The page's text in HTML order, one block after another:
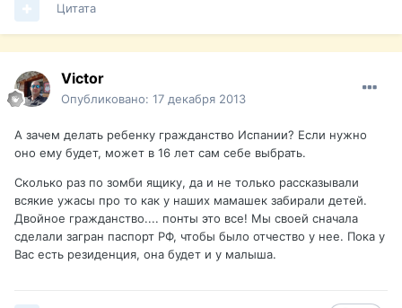
Цитата
Victor
Опубликовано: 17 декабря 2013
А зачем делать ребенку гражданство Испании? Если нужно
оно ему будет, может в 16 лет сам себе выбрать.
Сколько раз по зомби ящику, да и не только рассказывали
всякие ужасы про то как у наших мамашек забирали детей.
Двойное гражданство.... понты это все! Мы своей сначала
сделали загран паспорт РФ, чтобы было отчество у нее. Пока у
Вас есть резиденция, она будет и у малыша.